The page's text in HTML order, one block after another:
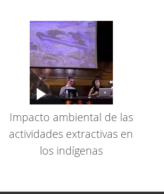
Impacto ambiental de las
actividades extractivas en
los indígenas